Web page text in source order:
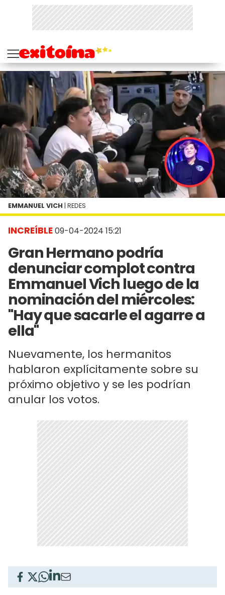
INCREÍBLE09-04-2024 15:21
Gran Hermano podría
denunciar complot contra
Emmanuel Vich luego de la
nominación del miércoles:
"Hay que sacarle el agarre a
ella"
Nuevamente, los hermanitos
hablaron explícitamente sobre su
próximo objetivo y se les podrían
anular los votos.
EMMANUEL VICH | REDES